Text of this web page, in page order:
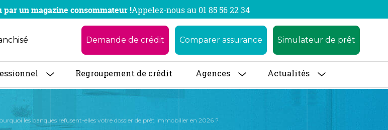
un magazine consommateur !Appelez-nous au 01 85 56 22 34
Demande de crédit Comparer assurance Simulateur de prêt
Regroupement de crédit Agences Actualités
les banques refusent-elles votre dossier de prêt immobilier en 2026 ?